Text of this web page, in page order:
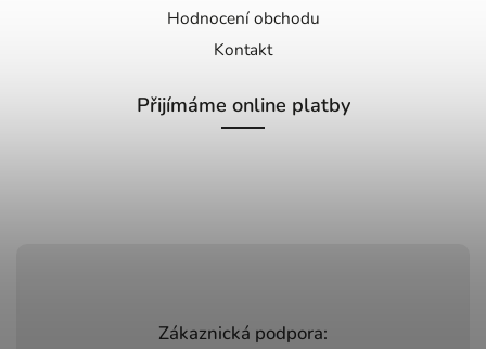
Zákaznická podpora:
Hodnocení obchodu
Kontakt
Přijímáme online platby